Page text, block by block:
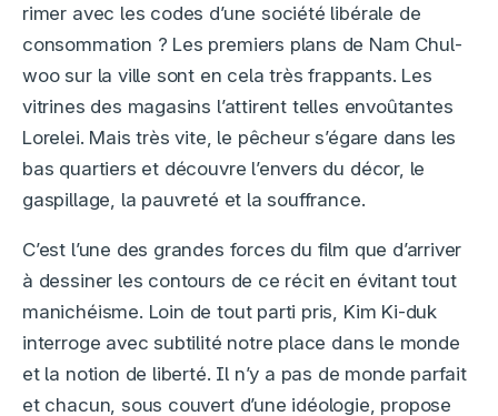
rimer avec les codes d’une société libérale de
consommation ? Les premiers plans de Nam Chul-
woo sur la ville sont en cela très frappants. Les
vitrines des magasins l’attirent telles envoûtantes
Lorelei. Mais très vite, le pêcheur s’égare dans les
bas quartiers et découvre l’envers du décor, le
gaspillage, la pauvreté et la souffrance.
C’est l’une des grandes forces du film que d’arriver
à dessiner les contours de ce récit en évitant tout
manichéisme. Loin de tout parti pris, Kim Ki-duk
interroge avec subtilité notre place dans le monde
et la notion de liberté. Il n’y a pas de monde parfait
et chacun, sous couvert d’une idéologie, propose